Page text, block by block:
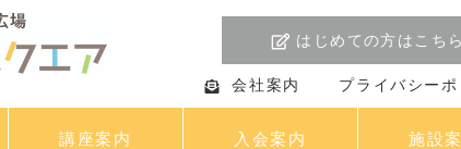
はじめての方はこちら
会社案内 プライバシーポ
講座案内 入会案内 施設